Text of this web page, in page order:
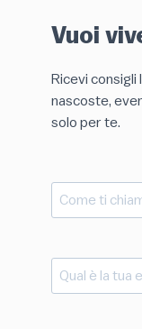
Vuoi
Ricevi
nascoste,
solo per te.